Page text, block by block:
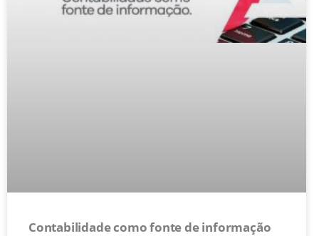
Contabilidade como fonte de informação